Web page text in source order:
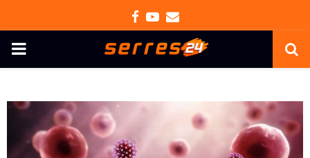
Facebook
Youtube
Email
PRIMARY